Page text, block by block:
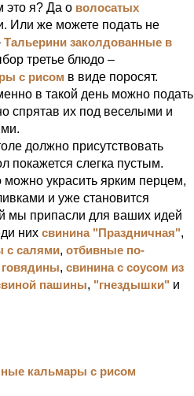
это я? Да о волосатых
Или же можете подать не
Тальерини заколдованные в
третье блюдо –
с рисом в виде поросят.
в такой день можно подать
спрятав их под веселыми и
должно присутствовать
покажется слегка пустым.
украсить ярким перцем,
и уже становится
мы припасли для ваших идей
них свинина "Праздничная",
с салями, отбивные по-
говядины, свинина с соусом из
пашины, "гнездышки" и